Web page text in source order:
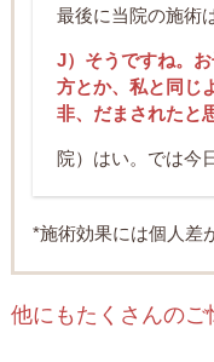
最後に当院の施術
J）そうですね。
方とか、私と同じ
非、だまされたと
院）はい。では今
*施術効果には個人差
他にもたくさんのご